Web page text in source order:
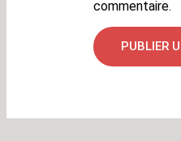
commentaire.